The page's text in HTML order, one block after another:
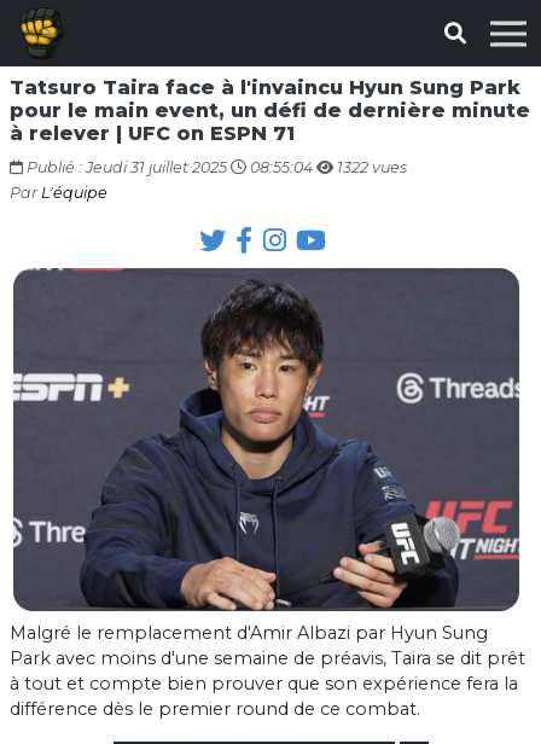
Tatsuro Taira face à l'invaincu Hyun Sung Park
pour le main event, un défi de dernière minute
à relever | UFC on ESPN 71
Publié : Jeudi 31 juillet 2025 08:55:04
1322 vues
Par L'équipe
Malgré le remplacement d'Amir Albazi par Hyun Sung
Park avec moins d'une semaine de préavis, Taira se dit prêt
à tout et compte bien prouver que son expérience fera la
différence dès le premier round de ce combat.